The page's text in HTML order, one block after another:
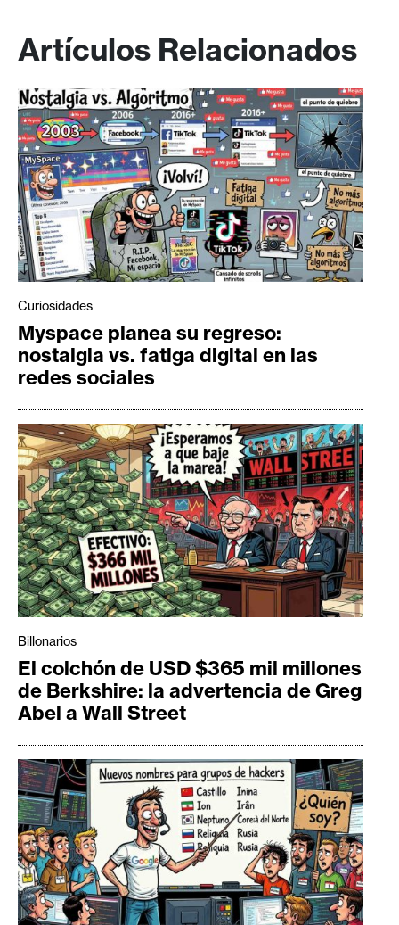
Artículos Relacionados
Curiosidades
Myspace planea su regreso:
nostalgia vs. fatiga digital en las
redes sociales
Billonarios
El colchón de USD $365 mil millones
de Berkshire: la advertencia de Greg
Abel a Wall Street